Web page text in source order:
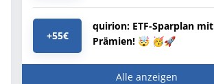
+55€
quirion: ETF-Sparplan mit
Prämien! 🤯 🥳🚀
Alle anzeigen